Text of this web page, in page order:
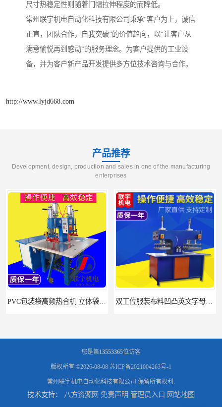
尺寸热稳定性则随着门幅拉伸程度的而降低。
常州联宇机电自动化科技有限公司秉承“客户为上，诚信
正直，团队合作，自我突破”的价值趋向，以“让客户从
满意愉悦再到感动”的服务理念。为客户提供的工业设
备，并为客户新产品开发提供多方位技术咨询与合作。
http://www.lyjd668.com
产品推荐
Development, design, production and sales in one of the manufacturing
enterprises
您是第13553365位访客
版权所有 ©2026-08-08 苏ICP备2021004263号-1
常州联宇机电自动化科技有限公司 保留所有权利.
技术支持： 八方资源网 免责声明 管理员入口 网站地图